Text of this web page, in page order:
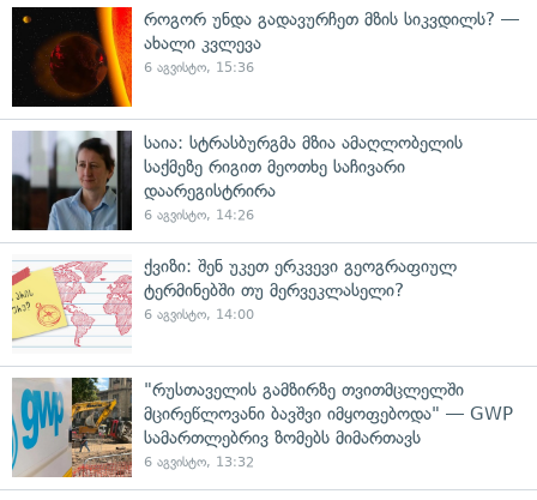
როგორ უნდა გადავურჩეთ მზის სიკვდილს? —
ახალი კვლევა
6 აგვისტო, 15:36
საია: სტრასბურგმა მზია ამაღლობელის
საქმეზე რიგით მეოთხე საჩივარი
დაარეგისტრირა
6 აგვისტო, 14:26
ქვიზი: შენ უკეთ ერკვევი გეოგრაფიულ
ტერმინებში თუ მერვეკლასელი?
6 აგვისტო, 14:00
"რუსთაველის გამზირზე თვითმცლელში
მცირეწლოვანი ბავშვი იმყოფებოდა" — GWP
სამართლებრივ ზომებს მიმართავს
6 აგვისტო, 13:32